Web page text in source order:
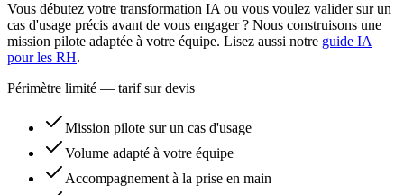
Vous débutez votre transformation IA ou vous voulez valider sur un
cas d'usage précis avant de vous engager ? Nous construisons une
mission pilote adaptée à votre équipe. Lisez aussi notre guide IA
pour les RH.
Périmètre limité — tarif sur devis
Mission pilote sur un cas d'usage
Volume adapté à votre équipe
Accompagnement à la prise en main